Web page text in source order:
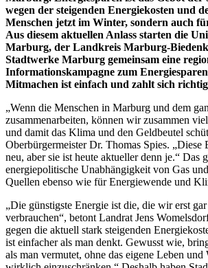
wegen der steigenden Energiekosten und
Menschen jetzt im Winter, sondern auch
Aus diesem aktuellen Anlass starten die
Marburg, der Landkreis Marburg-
Stadtwerke Marburg gemeinsam eine
Informationskampagne zum
Mitmachen ist einfach und zahlt sich
„Wenn die Menschen in Marburg und dem
zusammenarbeiten, können wir zusammen
und damit das Klima und den Geldbeutel
Oberbürgermeister Dr. Thomas Spies. „Diese
neu, aber sie ist heute aktueller denn je.“ Das
energiepolitische Unabhängigkeit von Gas
Quellen ebenso wie für Energiewende und
„Die günstigste Energie ist die, die wir erst
verbrauchen“, betont Landrat Jens
gegen die aktuell stark steigenden
ist einfacher als man denkt. Gewusst wie,
als man vermutet, ohne das eigene Leben und